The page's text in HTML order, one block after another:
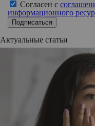
Согласен с
информационного
Подписаться
Актуальные статьи